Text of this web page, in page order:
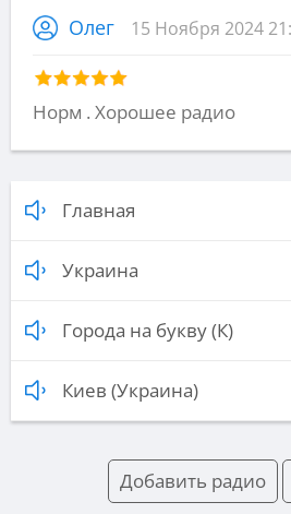
Олег 15 Ноября 2024
Норм . Хорошее радио
Главная
Украина
Города на букву (К)
Киев (Украина)
Добавить радио